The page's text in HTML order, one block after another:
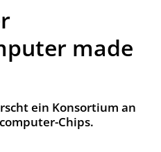
made
ein Konsortium an
Chips.